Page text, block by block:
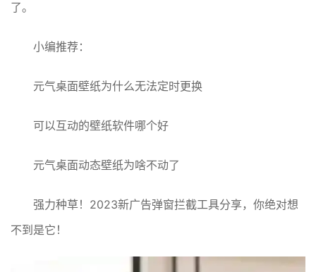
了。
小编推荐：
元气桌面壁纸为什么无法定时更换
可以互动的壁纸软件哪个好
元气桌面动态壁纸为啥不动了
强力种草！2023新广告弹窗拦截工具分享，你绝对想
不到是它！